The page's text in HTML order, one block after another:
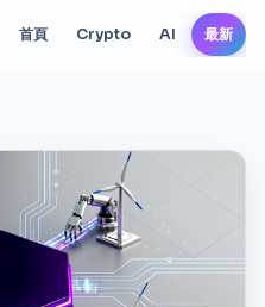
首頁 Crypto AI 最新